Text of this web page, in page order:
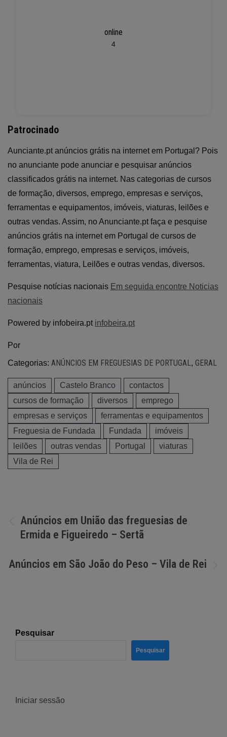
online
4
Patrocinado
Aunciante.pt anúncios grátis na internet em Portugal? Pois
no anunciante pode anunciar e pesquisar anúncios
classificados grátis na internet. Nas categorias de cursos
de formação, diversos, emprego, empresas e serviços,
ferramentas e equipamentos, imóveis, viaturas, leilões e
outras vendas. Assim, no Anunciante.pt faça e pesquise
anúncios grátis na internet em Portugal de cursos de
formação, emprego, empresas e serviços, imóveis,
ferramentas, viatura, Leilões e outras vendas, diversos.
Pesquise notícias nacionais Em seguida encontre Noticias
nacionais
Powered by infobeira.pt infobeira.pt
Por
Categorias: ANÚNCIOS EM FREGUESIAS DE PORTUGAL , GERAL
anúncios Castelo Branco
contactos
cursos de formação
diversos
emprego
empresas e serviços
ferramentas e equipamentos
Freguesia de Fundada
Fundada
imóveis
leilões
outras vendas Portugal
viaturas
Vila de Rei
Navegação
de
artigos
Anúncios em União das freguesias de
Ermida e Figueiredo – Sertã
Anúncios em São João do Peso – Vila de Rei
Pesquisar
Pesquisar
Iniciar sessão